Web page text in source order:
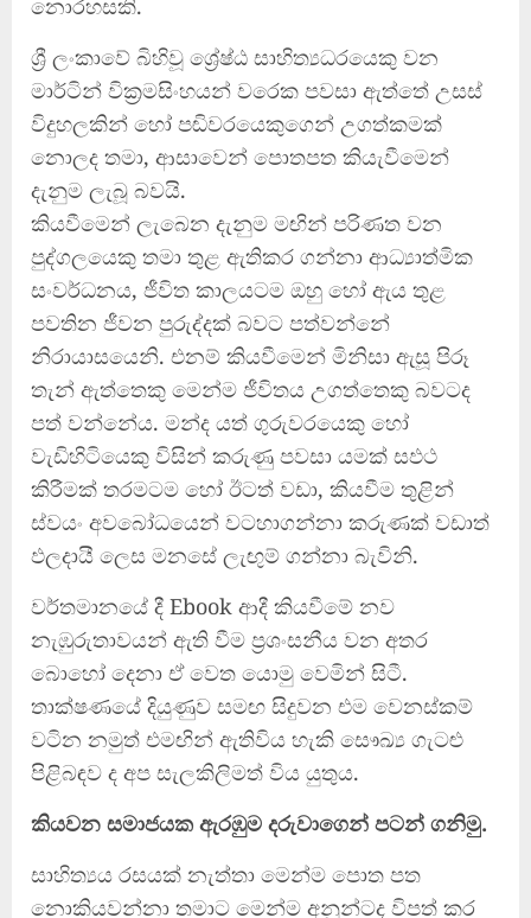
නොරහසකි.
ශ්‍රී ලංකාවේ බිහිවූ ශ්‍රේෂ්ඨ සාහිත්‍යධරයෙකු වන
මාර්ටින් වික්‍රමසිංහයන් වරෙක පවසා ඇත්තේ උසස්
විදුහලකින් හෝ පඬිවරයෙකුගෙන් උගත්කමක්
නොලද තමා, ආසාවෙන් පොතපත කියැවීමෙන්
දැනුම ලැබූ බවයි.
කියවීමෙන් ලැබෙන දැනුම මඟින් පරිණත වන
පුද්ගලයෙකු තමා තුළ ඇතිකර ගන්නා ආධ්‍යාත්මික
සංවර්ධනය, ජීවිත කාලයටම ඔහු හෝ ඇය තුළ
පවතින ජීවන පුරුද්දක් බවට පත්වන්නේ
නිරායාසයෙනි. එනම් කියවීමෙන් මිනිසා ඇසූ පිරූ
තැන් ඇත්තෙකු මෙන්ම ජීවිතය උගත්තෙකු බවටද
පත් වන්නේය. මන්ද යත් ගුරුවරයෙකු හෝ
වැඩිහිටියෙකු විසින් කරුණු පවසා යමක් සඵථ
කිරීමක් තරමටම හෝ ඊටත් වඩා, කියවීම තුළින්
ස්වයං අවබෝධයෙන් වටහාගන්නා කරුණක් වඩාත්
ඵලදායී ලෙස මනසේ ලැඟුම් ගන්නා බැවිනි.
වර්තමානයේ දී Ebook ආදී කියවීමේ නව
නැඹුරුතාවයන් ඇති වීම ප්‍රශංසනීය වන අතර
බොහෝ දෙනා ඒ වෙත යොමු වෙමින් සිටී.
තාක්ෂණයේ දියුණුව සමඟ සිදුවන එම වෙනස්කම්
වටින නමුත් එමඟින් ඇතිවිය හැකි සෞඛ්‍ය ගැටළු
පිළිබඳව ද අප සැලකිලිමත් විය යුතුය.
කියවන සමාජයක ඇරඹුම දරුවාගෙන් පටන් ගනිමු.
සාහිත්‍යය රසයක් නැත්තා මෙන්ම පොත පත
නොකියවන්නා තමාට මෙන්ම අනුන්ටද විපත් කර